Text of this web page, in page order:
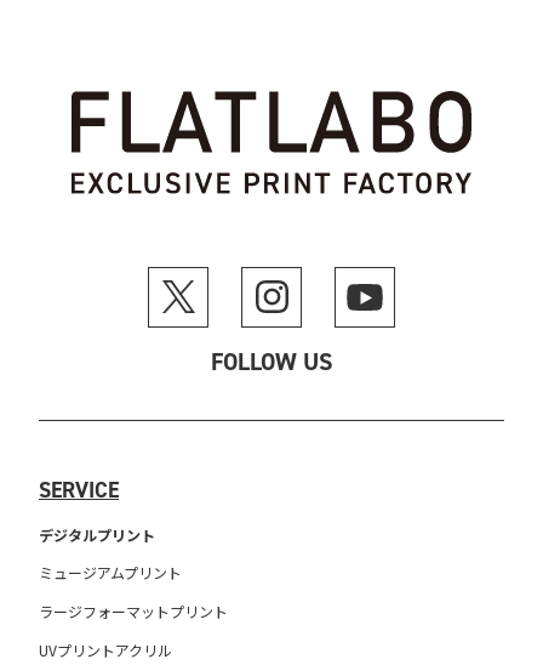
FOLLOW US
SERVICE
デジタルプリント
ミュージアムプリント
ラージフォーマットプリント
UVプリントアクリル